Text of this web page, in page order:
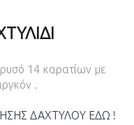
14 καρατίων με
.
ΔΑΧΤΥΛΟΥ ΕΔΩ !